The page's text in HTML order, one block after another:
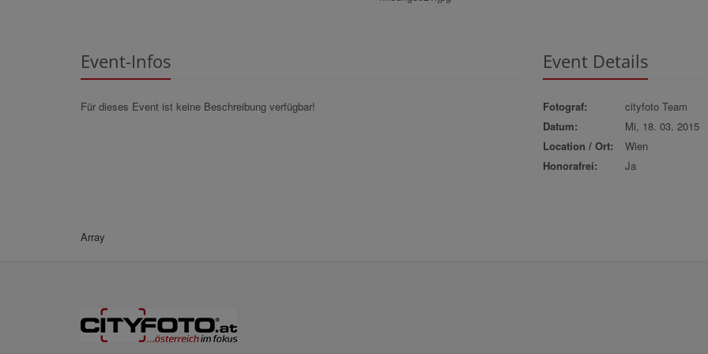
Event-Infos
Für dieses Event ist keine Beschreibung verfügbar!
Event Details
Fotograf:
cityfoto Team
Datum:
Mi, 18. 03. 2015
Location / Ort:
Wien
Honorafrei:
Ja
Array